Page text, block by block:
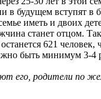
в будущем вступят
иметь и двоих
станет отцом.
621 человек,
быть минимум 3-4
его, родители по